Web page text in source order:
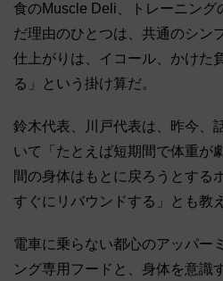
食のMuscle Deli、トレーニン
だ理由のひとつは、共通のシン
仕上がりは、イコール、かけた
る」という掛け算だ。
鈴木代表、川戸代表は、昨今、
いて「たとえば短期間で体重が
間の身体はもとに戻ろうとする
すぐにリバウンドする」とも教
電車に乗らない都心のアッパー
ング専用フードと、身体を意識